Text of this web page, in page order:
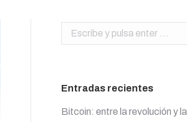
Buscar:
Entradas recientes
Bitcoin: entre la revolución y